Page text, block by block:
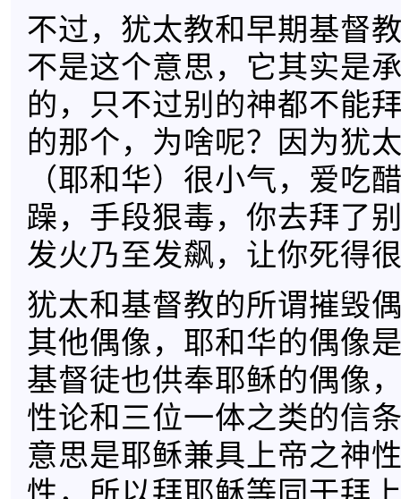
不过，犹太教和早期基督
不是这个意思，它其实是
的，只不过别的神都不能
的那个，为啥呢？因为犹
（耶和华）很小气，爱吃
躁，手段狠毒，你去拜了
发火乃至发飙，让你死得
犹太和基督教的所谓摧毁
其他偶像，耶和华的偶像
基督徒也供奉耶稣的偶像
性论和三位一体之类的信
意思是耶稣兼具上帝之神